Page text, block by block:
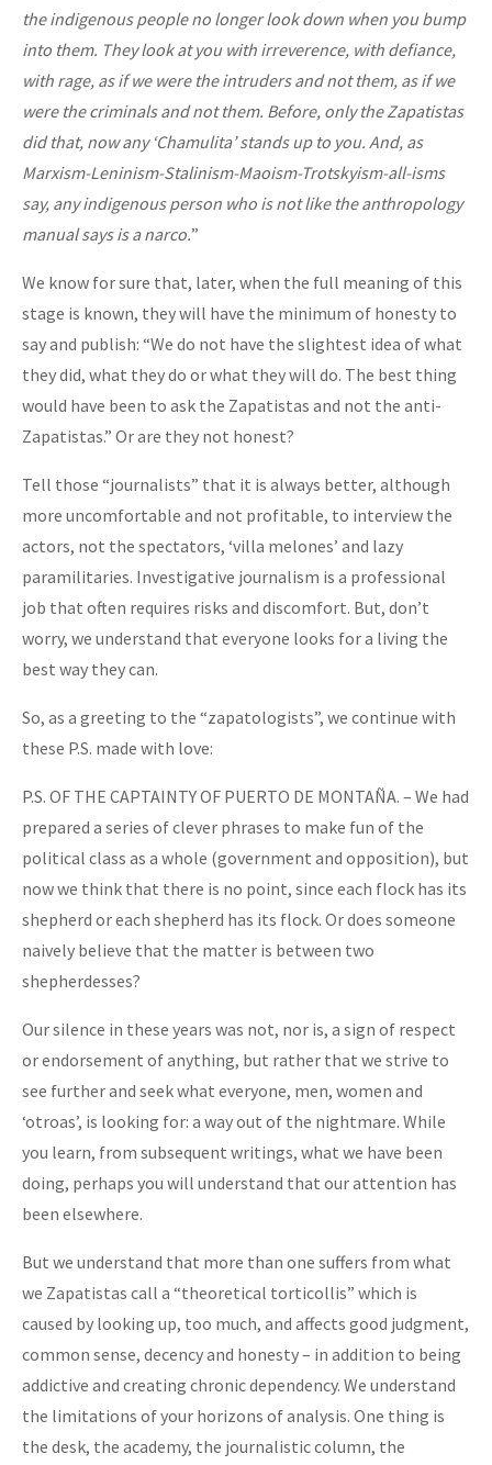
the indigenous people no longer look down when you bump
into them. They look at you with irreverence, with defiance,
with rage, as if we were the intruders and not them, as if we
were the criminals and not them. Before, only the Zapatistas
did that, now any ‘Chamulita’ stands up to you. And, as
Marxism-Leninism-Stalinism-Maoism-Trotskyism-all-isms
say, any indigenous person who is not like the anthropology
manual says is a narco.”
We know for sure that, later, when the full meaning of this
stage is known, they will have the minimum of honesty to
say and publish: “We do not have the slightest idea of ​​what
they did, what they do or what they will do. The best thing
would have been to ask the Zapatistas and not the anti-
Zapatistas.” Or are they not honest?
Tell those “journalists” that it is always better, although
more uncomfortable and not profitable, to interview the
actors, not the spectators, ‘villa melones’ and lazy
paramilitaries. Investigative journalism is a professional
job that often requires risks and discomfort. But, don’t
worry, we understand that everyone looks for a living the
best way they can.
So, as a greeting to the “zapatologists”, we continue with
these P.S. made with love:
P.S. OF THE CAPTAINTY OF PUERTO DE MONTAÑA. – We had
prepared a series of clever phrases to make fun of the
political class as a whole (government and opposition), but
now we think that there is no point, since each flock has its
shepherd or each shepherd has its flock. Or does someone
naively believe that the matter is between two
shepherdesses?
Our silence in these years was not, nor is, a sign of respect
or endorsement of anything, but rather that we strive to
see further and seek what everyone, men, women and
‘otroas’, is looking for: a way out of the nightmare. While
you learn, from subsequent writings, what we have been
doing, perhaps you will understand that our attention has
been elsewhere.
But we understand that more than one suffers from what
we Zapatistas call a “theoretical torticollis” which is
caused by looking up, too much, and affects good judgment,
common sense, decency and honesty – in addition to being
addictive and creating chronic dependency. We understand
the limitations of your horizons of analysis. One thing is
the desk, the academy, the journalistic column, the